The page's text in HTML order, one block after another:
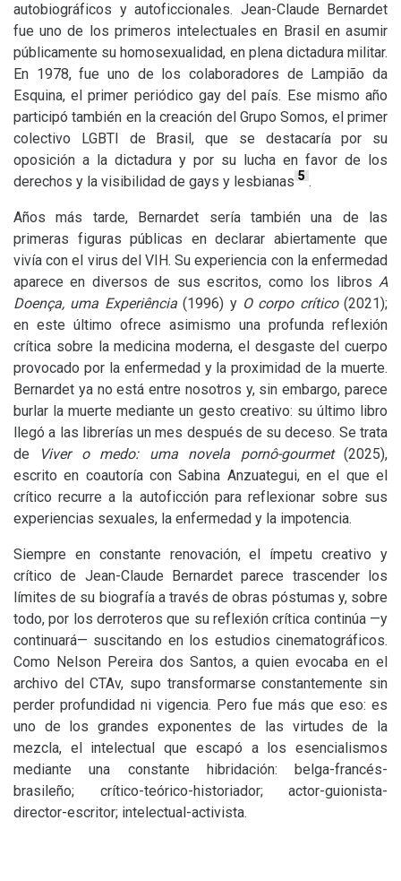
autobiográficos y autoficcionales. Jean-Claude Bernardet
fue uno de los primeros intelectuales en Brasil en asumir
públicamente su homosexualidad, en plena dictadura militar.
En 1978, fue uno de los colaboradores de Lampião da
Esquina, el primer periódico gay del país. Ese mismo año
participó también en la creación del Grupo Somos, el primer
colectivo LGBTI de Brasil, que se destacaría por su
oposición a la dictadura y por su lucha en favor de los
derechos y la visibilidad de gays y lesbianas 5 .
Años más tarde, Bernardet sería también una de las
primeras figuras públicas en declarar abiertamente que
vivía con el virus del VIH. Su experiencia con la enfermedad
aparece en diversos de sus escritos, como los libros A
Doença, uma Experiência(1996) y O corpo crítico(2021);
en este último ofrece asimismo una profunda reflexión
crítica sobre la medicina moderna, el desgaste del cuerpo
provocado por la enfermedad y la proximidad de la muerte.
Bernardet ya no está entre nosotros y, sin embargo, parece
burlar la muerte mediante un gesto creativo: su último libro
llegó a las librerías un mes después de su deceso. Se trata
de
Viver o medo: uma novela pornô-gourmet(2025),
escrito en coautoría con Sabina Anzuategui, en el que el
crítico recurre a la autoficción para reflexionar sobre sus
experiencias sexuales, la enfermedad y la impotencia.
Siempre en constante renovación, el ímpetu creativo y
crítico de Jean-Claude Bernardet parece trascender los
límites de su biografía a través de obras póstumas y, sobre
todo, por los derroteros que su reflexión crítica continúa —y
continuará— suscitando en los estudios cinematográficos.
Como Nelson Pereira dos Santos, a quien evocaba en el
archivo del CTAv, supo transformarse constantemente sin
perder profundidad ni vigencia. Pero fue más que eso: es
uno de los grandes exponentes de las virtudes de la
mezcla, el intelectual que escapó a los esencialismos
mediante una constante hibridación: belga-francés-
brasileño; crítico-teórico-historiador; actor-guionista-
director-escritor; intelectual-activista.